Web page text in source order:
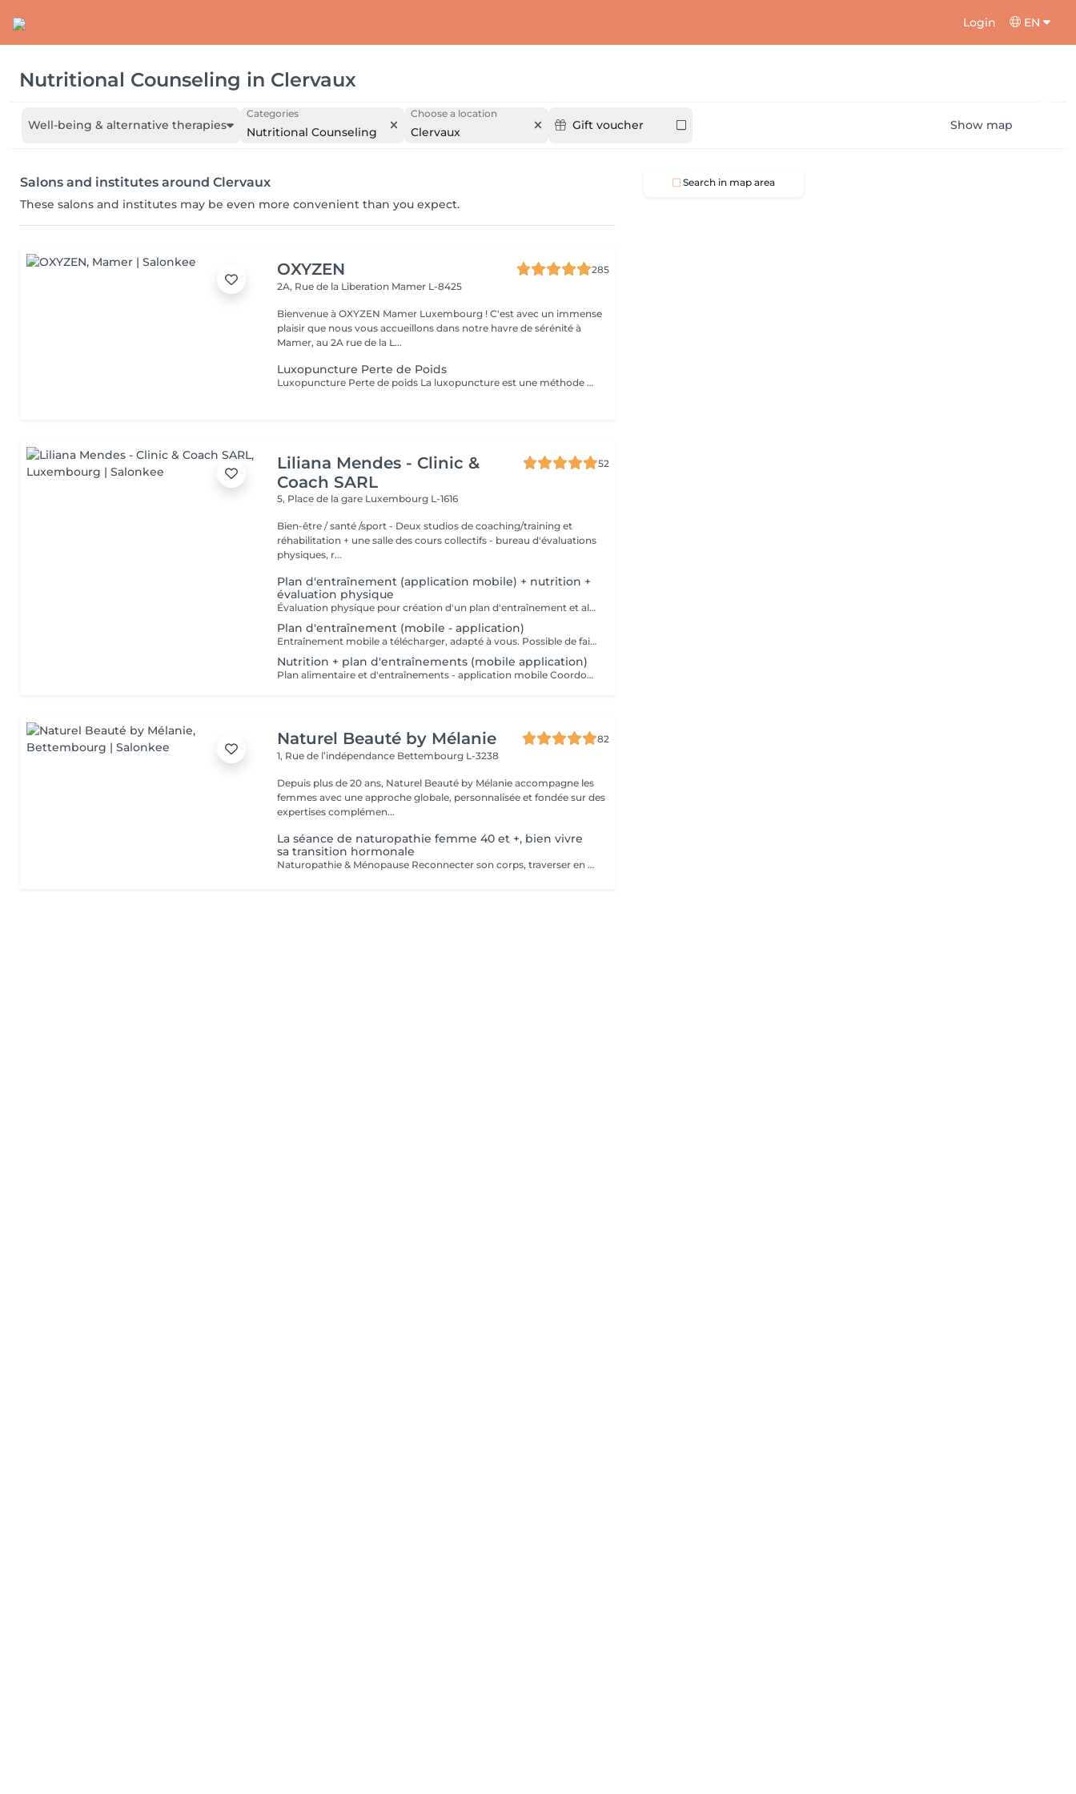
Login EN
Nutritional Counseling in Clervaux
Well-being & alternative therapies
Categories
Nutritional Counseling
Choose a location
Clervaux Gift voucher Show map
Salons and institutes around Clervaux
These salons and institutes may be even more convenient than you expect.
OXYZEN
285
2A, Rue de la Liberation Mamer L-8425
Bienvenue à OXYZEN Mamer Luxembourg ! C'est avec un immense
plaisir que nous vous accueillons dans notre havre de sérénité à
Mamer, au 2A rue de la L...
Luxopuncture Perte de Poids
Luxopuncture Perte de poids La luxopuncture est une méthode douce et non invasive qui aide à réguler l'appétit, réduire les fringales et rééquilibrer le métabolisme. Idéale pour accompagner une perte de poids progressive, elle agit également sur le stress et les compulsions alimentaires. Chaque séance est adaptée à vos besoins afin de vous accompagner en douceur vers un meilleur équilibre et des résultats durables. Un accompagnement naturel pour retrouver légèreté, équilibre et bien-être au quotidien.
Liliana Mendes - Clinic &
Coach SARL
52
5, Place de la gare Luxembourg L-1616
Bien-être / santé /sport - Deux studios de coaching/training et
réhabilitation + une salle des cours collectifs - bureau d'évaluations
physiques, r...
Plan d'entraînement (application mobile) + nutrition +
évaluation physique
Évaluation physique pour création d'un plan d'entraînement et alimentaire (application mobile a télécharger) VALABLE 1 MOIS!!! +00352 691 60 25 60 (whatsapp) ou clinic.coach@lilianamendes.eu
Plan d'entraînement (mobile - application)
Entraînement mobile a télécharger, adapté à vous. Possible de faire a la maison ou dans an outre fitness Explications en vidéo de chaque movements de votre Entraînement Tous les coordonnées donnés par téléphone pour réalisation de votre programme d'entraînement personnalisé (questionnaire) VALABLE 1 MOIS !!! CONTACTEZ NOUS +691 60 26 60 ou clinic.coach@lilianamendes.eu
Nutrition + plan d'entraînements (mobile application)
Plan alimentaire et d'entraînements - application mobile Coordonnées donné par téléphone pour élaboration d'un programme d'alimentation et alimentaire personnalisé (questionnaire) VALABLE POUR 1 MOIS !!! CONTACTEZ NOUS - +352 691 60 25 60 ( whatsapp) ou clinic.coach@lilianamendes.eu
Naturel Beauté by Mélanie
82
1, Rue de l’indépendance Bettembourg L-3238
Depuis plus de 20 ans, Naturel Beauté by Mélanie accompagne les
femmes avec une approche globale, personnalisée et fondée sur des
expertises complémen...
La séance de naturopathie femme 40 et +, bien vivre
sa transition hormonale
Naturopathie & Ménopause Reconnecter son corps, traverser en conscience Accompagner le corps, apaiser l'esprit, honorer cette nouvelle étape. La ménopause n'est pas une fin, c'est une transition. Un changement profond, parfois déstabilisant, mais aussi une occasion de renouer avec soi-même, de se recentrer sur ses besoins, son énergie, son rythme. Je vous propose un accompagnement global, doux et naturel, basé sur la naturopathie, l'écoute et des outils de mieux-être adaptés à votre histoire. Un accompagnement global et sur-mesure Chaque femme vit cette période différemment. C'est pourquoi mon accompagnement prend en compte : - Vos symptômes physiques (bouffées de chaleur, prise de poids, troubles du sommeil, sécheresse, fatigue) - Vos émotions (irritabilité, anxiété, perte de repères, tristesse) - Vos besoins profonds (équilibre hormonal, bien-être digestif, gestion du stress, ancrage, acceptation de soi) Mon approche mêle : - Bilan de vitalité naturopathique - Conseils alimentaires doux et respectueux - Soutien par les plantes (phyto, gemmo, huiles essentielles) - Exercices de respiration, relaxation, ancrage - Suggestions de rituels et routines bien-être simples à intégrer au quotidien Une femme ménopausée est une femme puissante Ce n'est pas un déclin, c'est une renaissance, un changement de saison intérieure. Mon rôle est de vous aider à vivre cette étape avec sérénité, clarté et vitalité, en respectant vos besoins, vos rythmes, votre unicité. Offrez-vous un accompagnement bienveillant et naturel. Je vous propose un bilan initial suivi de séances régulières ou ponctuelles, selon votre rythme et vos objectifs. > Contactez-moi pour échanger librement autour de vos besoins ou pour réserver une première rencontre.
Search in map area